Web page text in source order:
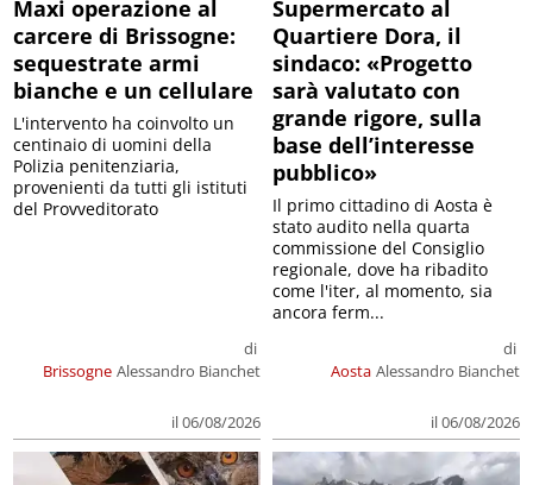
Maxi operazione al
carcere di Brissogne:
sequestrate armi
bianche e un cellulare
Brissogne
di
Alessandro Bianchet
il 06/08/2026
L'intervento ha coinvolto un
centinaio di uomini della
Polizia penitenziaria,
provenienti da tutti gli istituti
del Provveditorato
Supermercato al
Quartiere Dora, il
sindaco: «Progetto
sarà valutato con
grande rigore, sulla
base dell’interesse
pubblico»
Aosta
di
Alessandro Bianchet
il 06/08/2026
Il primo cittadino di Aosta è
stato audito nella quarta
commissione del Consiglio
regionale, dove ha ribadito
come l'iter, al momento, sia
ancora ferm...